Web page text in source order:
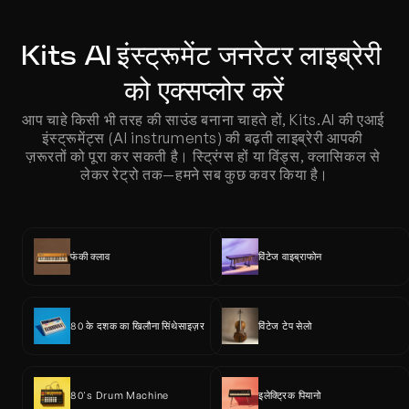
Kits AI इंस्ट्रूमेंट जनरेटर लाइब्रेरी
को एक्सप्लोर करें
आप चाहे किसी भी तरह की साउंड बनाना चाहते हों, Kits.AI की एआई
इंस्ट्रूमेंट्स (AI instruments) की बढ़ती लाइब्रेरी आपकी
ज़रूरतों को पूरा कर सकती है। स्ट्रिंग्स हों या विंड्स, क्लासिकल से
लेकर रेट्रो तक—हमने सब कुछ कवर किया है।
फंकी क्लाव विंटेज वाइब्राफोन
80 के दशक का खिलौना सिंथेसाइज़र विंटेज टेप सेलो
80's Drum Machine इलेक्ट्रिक पियानो